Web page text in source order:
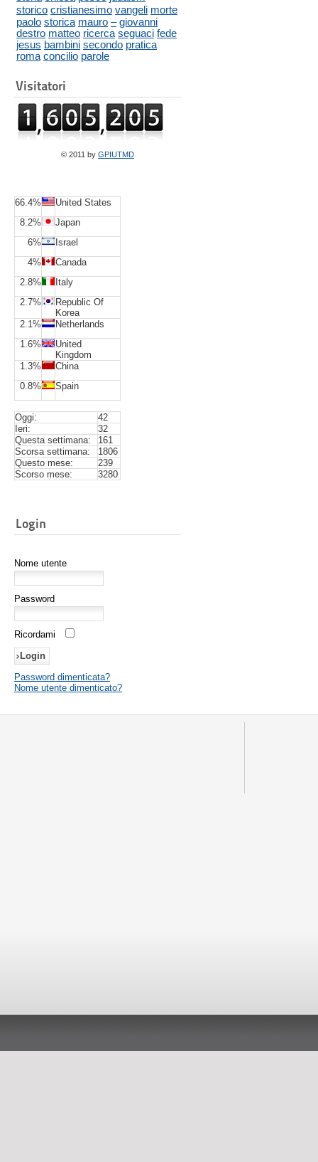
storico cristianesimo vangeli morte
paolo storica mauro – giovanni
destro matteo ricerca seguaci fede
jesus bambini secondo pratica
roma concilio parole
Visitatori
© 2011 by GPIUTMD
66.4%
United States
8.2%
Japan
6%
Israel
4%
Canada
2.8%
Italy
2.7%
Republic Of
Korea
2.1%
Netherlands
1.6%
United
Kingdom
1.3%
China
0.8%
Spain
Oggi:
42
Ieri:
32
Questa settimana:
161
Scorsa settimana:
1806
Questo mese:
239
Scorso mese:
3280
Login
Nome utente
Password
Ricordami
Password dimenticata?
Nome utente dimenticato?